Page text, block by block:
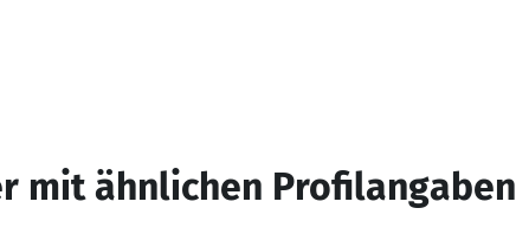
mit ähnlichen Profilangaben